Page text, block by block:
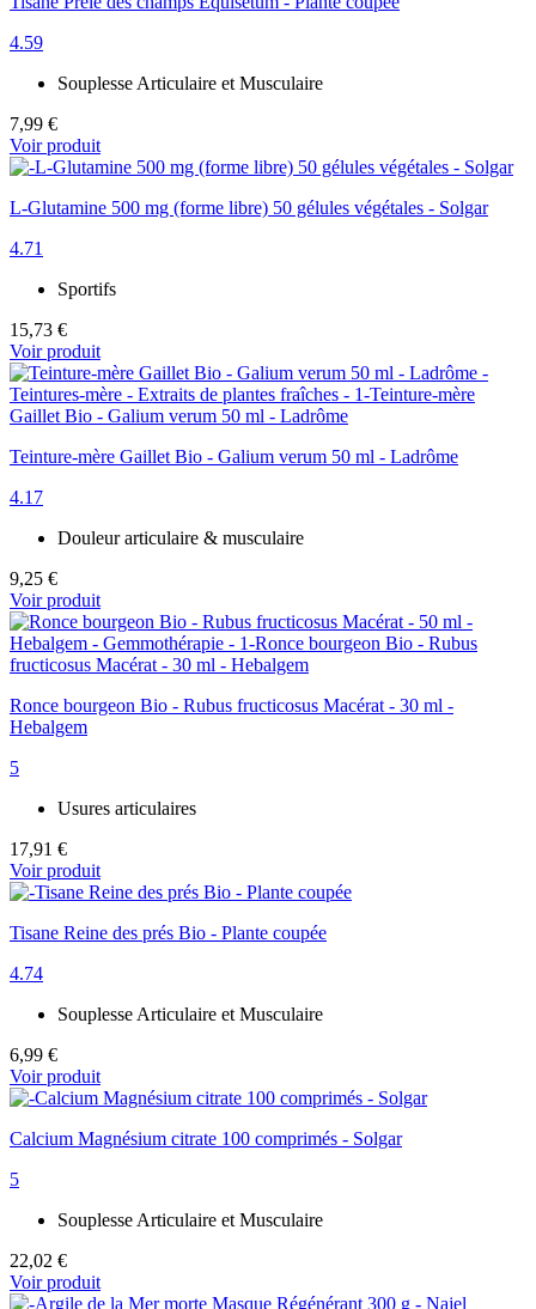
4.59
Souplesse Articulaire et Musculaire
7,99 €
Voir produit
L-Glutamine 500 mg (forme libre) 50 gélules végétales - Solgar
4.71
Sportifs
15,73 €
Voir produit
Teinture-mère Gaillet Bio - Galium verum 50 ml - Ladrôme
4.17
Douleur articulaire & musculaire
9,25 €
Voir produit
Ronce bourgeon Bio - Rubus fructicosus Macérat - 30 ml -
Hebalgem
5
Usures articulaires
17,91 €
Voir produit
Tisane Reine des prés Bio - Plante coupée
4.74
Souplesse Articulaire et Musculaire
6,99 €
Voir produit
Calcium Magnésium citrate 100 comprimés - Solgar
5
Souplesse Articulaire et Musculaire
22,02 €
Voir produit